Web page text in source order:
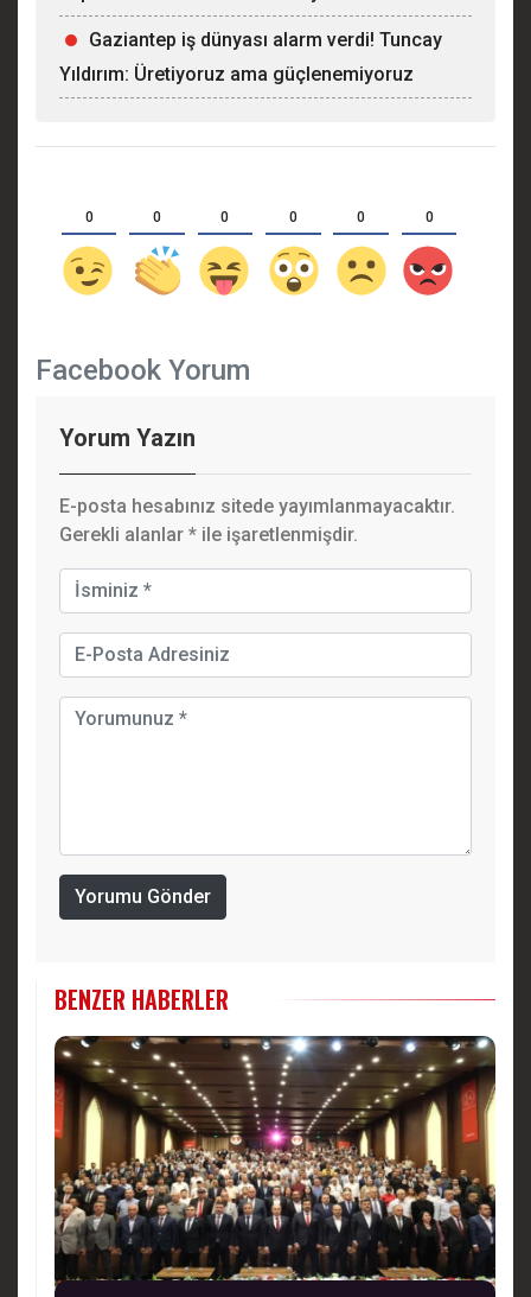
Gaziantep iş dünyası alarm verdi! Tuncay
Yıldırım: Üretiyoruz ama güçlenemiyoruz
0 0 0 0 0 0
Facebook Yorum
Yorum Yazın
E-posta hesabınız sitede yayımlanmayacaktır.
Gerekli alanlar * ile işaretlenmişdir.
Yorumu Gönder
BENZER HABERLER